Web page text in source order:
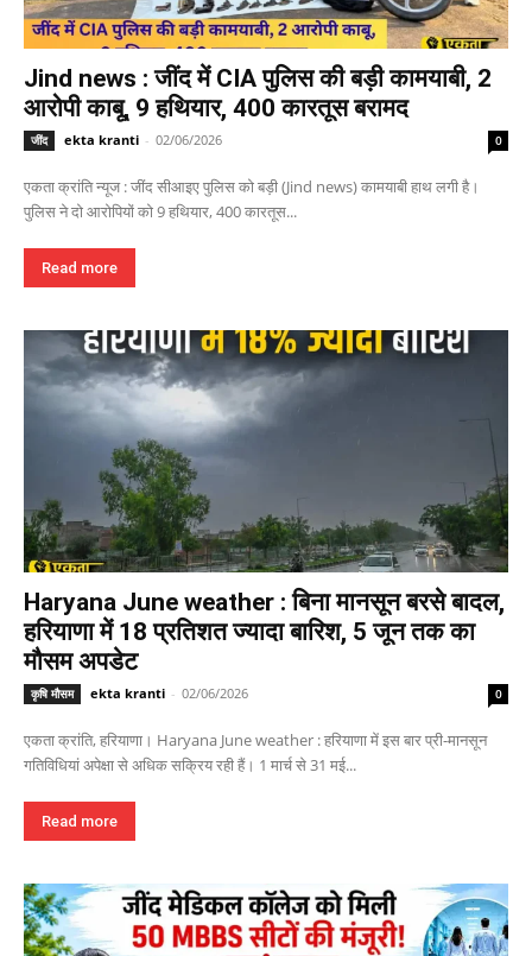
Jind news : जींद में CIA पुलिस की बड़ी कामयाबी, 2
आरोपी काबू, 9 हथियार, 400 कारतूस बरामद
जींद ekta kranti - 02/06/2026 0
एकता क्रांति न्यूज : जींद सीआइए पुलिस को बड़ी (Jind news) कामयाबी हाथ लगी है।
पुलिस ने दो आरोपियों को 9 हथियार, 400 कारतूस...
Read more
Haryana June weather : बिना मानसून बरसे बादल,
हरियाणा में 18 प्रतिशत ज्यादा बारिश, 5 जून तक का
मौसम अपडेट
कृषि मौसम ekta kranti - 02/06/2026 0
एकता क्रांति, हरियाणा। Haryana June weather : हरियाणा में इस बार प्री-मानसून
गतिविधियां अपेक्षा से अधिक सक्रिय रही हैं। 1 मार्च से 31 मई...
Read more